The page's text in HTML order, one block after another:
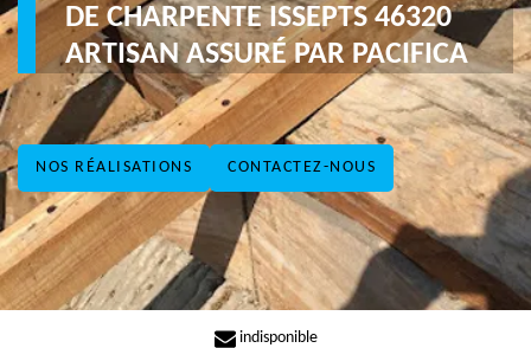
NOS RÉALISATIONS CONTACTEZ-NOUS
DE CHARPENTE ISSEPTS 46320
ARTISAN ASSURÉ PAR PACIFICA
indisponible